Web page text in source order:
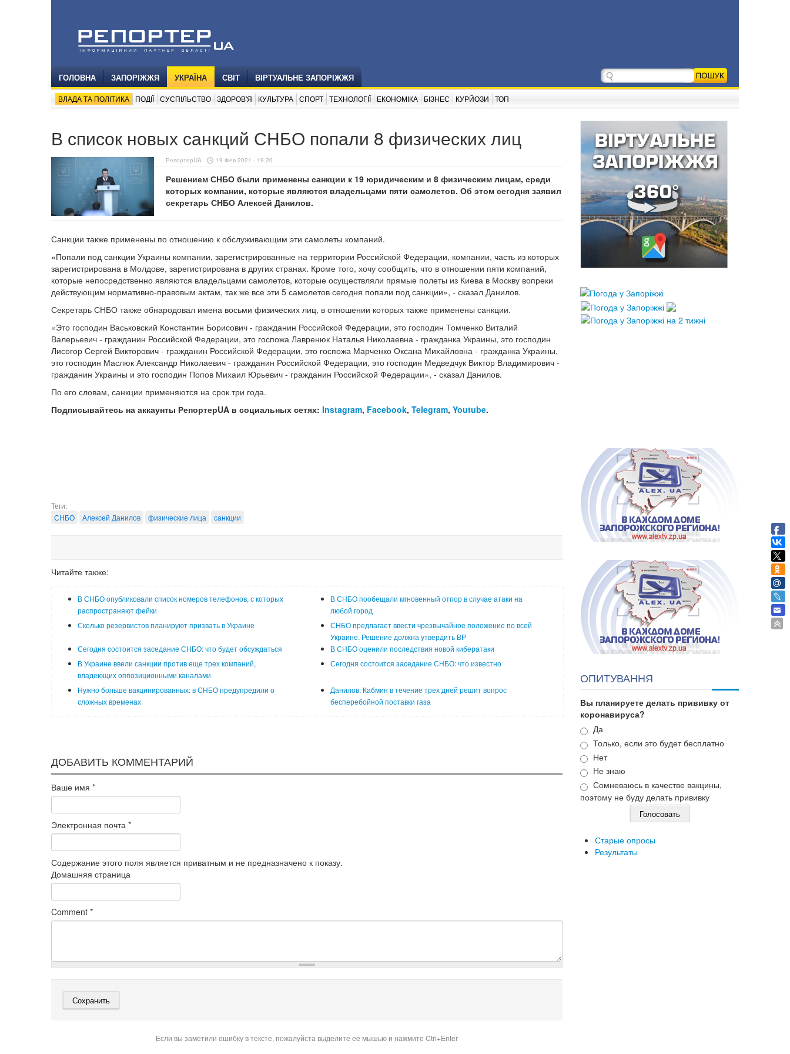
ГОЛОВНА ЗАПОРІЖЖЯ УКРАЇНА СВІТ ВІРТУАЛЬНЕ ЗАПОРІЖЖЯ
ВЛАДА ТА ПОЛІТИКА ПОДІЇ СУСПІЛЬСТВО ЗДОРОВ'Я КУЛЬТУРА СПОРТ ТЕХНОЛОГІЇ ЕКОНОМІКА БІЗНЕС КУРЙОЗИ ТОП
В список новых санкций СНБО попали 8 физических лиц
РепортерUA 19 Фев 2021 - 19:20
Решением СНБО были применены санкции к 19 юридическим и 8 физическим лицам, среди
которых компании, которые являются владельцами пяти самолетов. Об этом сегодня заявил
секретарь СНБО Алексей Данилов.
Санкции также применены по отношению к обслуживающим эти самолеты компаний.
«Попали под санкции Украины компании, зарегистрированные на территории Российской Федерации, компании, часть из которых
зарегистрирована в Молдове, зарегистрирована в других странах. Кроме того, хочу сообщить, что в отношении пяти компаний,
которые непосредственно являются владельцами самолетов, которые осуществляли прямые полеты из Киева в Москву вопреки
действующим нормативно-правовым актам, так же все эти 5 самолетов сегодня попали под санкции», - сказал Данилов.
Секретарь СНБО также обнародовал имена восьми физических лиц, в отношении которых также применены санкции.
«Это господин Васьковский Константин Борисович - гражданин Российской Федерации, это господин Томченко Виталий
Валерьевич - гражданин Российской Федерации, это госпожа Лавренюк Наталья Николаевна - гражданка Украины, это господин
Лисогор Сергей Викторович - гражданин Российской Федерации, это госпожа Марченко Оксана Михайловна - гражданка Украины,
это господин Маслюк Александр Николаевич - гражданин Российской Федерации, это господин Медведчук Виктор Владимирович -
гражданин Украины и это господин Попов Михаил Юрьевич - гражданин Российской Федерации», - сказал Данилов.
По его словам, санкции применяются на срок три года.
Подписывайтесь на аккаунты РепортерUA в социальных сетях: Instagram, Facebook, Telegram, Youtube.
Теги:
СНБО
Алексей Данилов физические лица санкции
Читайте также:
В СНБО опубликовали список номеров телефонов, с которых
распространяют фейки
В СНБО пообещали мгновенный отпор в случае атаки на
любой город
Сколько резервистов планируют призвать в Украине
СНБО предлагает ввести чрезвычайное положение по всей
Украине. Решение должна утвердить ВР
Сегодня состоится заседание СНБО: что будет обсуждаться
В СНБО оценили последствия новой кибератаки
В Украине ввели санкции против еще трех компаний,
владеющих оппозиционными каналами
Сегодня состоится заседание СНБО: что известно
Нужно больше вакцинированных: в СНБО предупредили о
сложных временах
Данилов: Кабмин в течение трех дней решит вопрос
бесперебойной поставки газа
ДОБАВИТЬ КОММЕНТАРИЙ
Ваше имя *
Электронная почта *
Содержание этого поля является приватным и не предназначено к показу.
Домашняя страница
Comment *
Если вы заметили ошибку в тексте, пожалуйста выделите её мышью и нажмите Ctrl+Enter
ОПИТУВАННЯ
Вы планируете делать прививку от
коронавируса?
Варианты
Да
Только, если это будет бесплатно
Нет
Не знаю
Сомневаюсь в качестве вакцины,
поэтому не буду делать прививку
Старые опросы
Результаты